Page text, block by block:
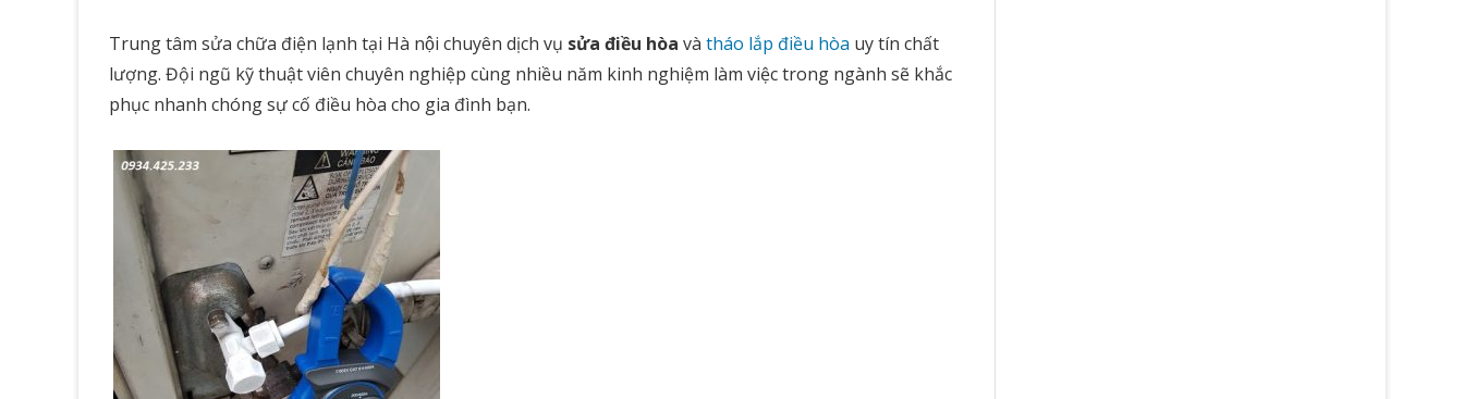
Trung tâm sửa chữa điện lạnh tại Hà nội chuyên dịch vụ sửa điều hòa và tháo lắp điều hòa uy tín chất
lượng. Đội ngũ kỹ thuật viên chuyên nghiệp cùng nhiều năm kinh nghiệm làm việc trong ngành sẽ khắc
phục nhanh chóng sự cố điều hòa cho gia đình bạn.